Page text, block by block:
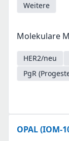
Weitere
Molekulare
HER2/neu
PgR
OPAL (IOM-